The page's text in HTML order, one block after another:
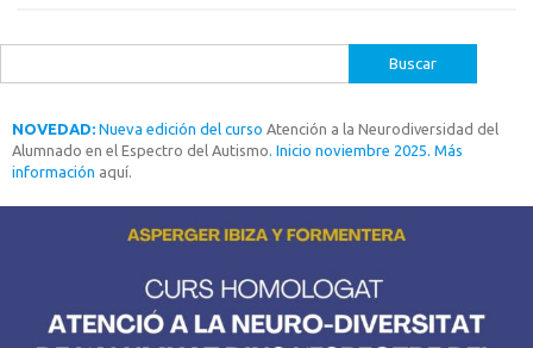
NOVEDAD: Nueva edición del curso Atención a la Neurodiversidad del
Alumnado en el Espectro del Autismo . Inicio noviembre 2025. Más
información aquí.